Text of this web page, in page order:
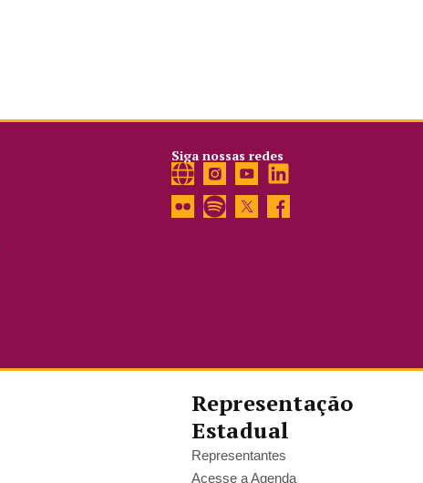
Siga nossas redes
Representação
Estadual
Representantes
Acesse a Agenda